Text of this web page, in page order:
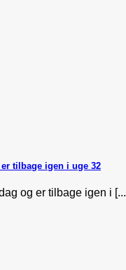
tilbage igen i uge 32
og er tilbage igen i [...]